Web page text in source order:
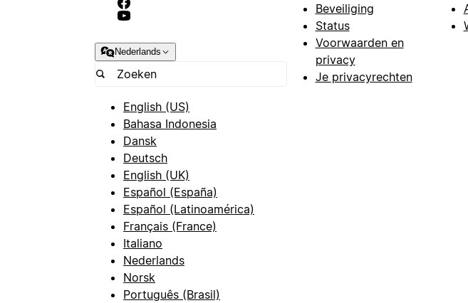
Nederlands
English (US)
Bahasa Indonesia
Dansk
Deutsch
English (UK)
Español (España)
Español (Latinoamérica)
Français (France)
Italiano
Nederlands
Norsk
Português (Brasil)
Beveiliging
Status
Voorwaarden en
privacy
Je privacyrechten